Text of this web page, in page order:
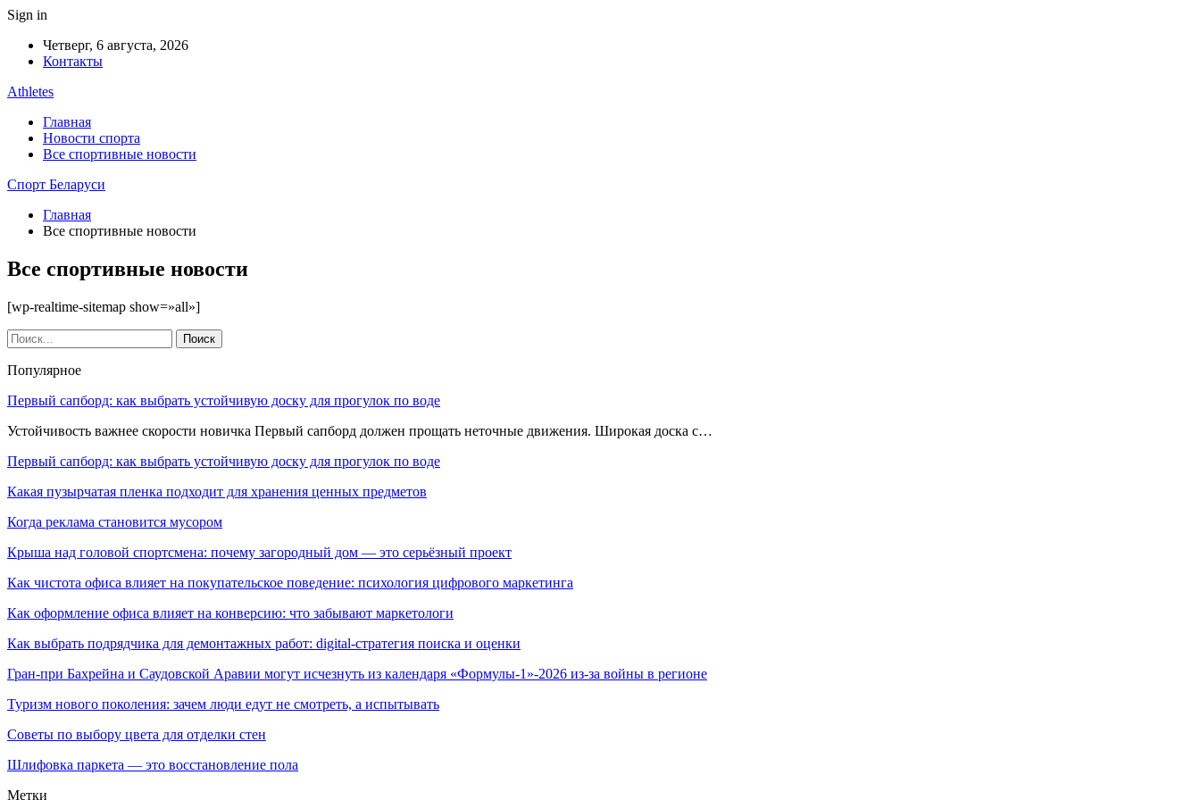
Sign in
Четверг, 6 августа, 2026
Контакты
Athletes
Главная
Новости спорта
Все спортивные новости
Спорт Беларуси
Главная
Все спортивные новости
Все спортивные новости
[wp-realtime-sitemap show=»all»]
Популярное
Первый сапборд: как выбрать устойчивую доску для прогулок по воде
Устойчивость важнее скорости новичка Первый сапборд должен прощать неточные движения. Широкая доска с…
Первый сапборд: как выбрать устойчивую доску для прогулок по воде
Какая пузырчатая пленка подходит для хранения ценных предметов
Когда реклама становится мусором
Крыша над головой спортсмена: почему загородный дом — это серьёзный проект
Как чистота офиса влияет на покупательское поведение: психология цифрового маркетинга
Как оформление офиса влияет на конверсию: что забывают маркетологи
Как выбрать подрядчика для демонтажных работ: digital-стратегия поиска и оценки
Гран-при Бахрейна и Саудовской Аравии могут исчезнуть из календаря «Формулы-1»-2026 из-за войны в регионе
Туризм нового поколения: зачем люди едут не смотреть, а испытывать
Советы по выбору цвета для отделки стен
Шлифовка паркета — это восстановление пола
Метки